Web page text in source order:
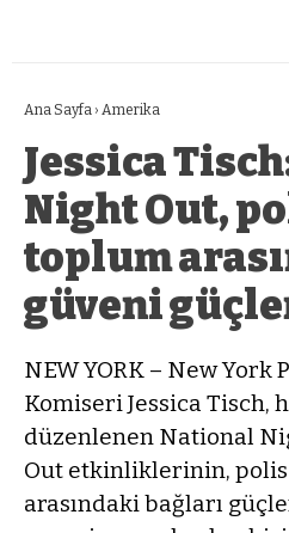
Ana Sayfa › Amerika
Jessica
Night Out,
toplum
güveni
NEW YORK – New York
Komiseri Jessica Tisch,
düzenlenen National
Out etkinliklerinin,
arasındaki bağları